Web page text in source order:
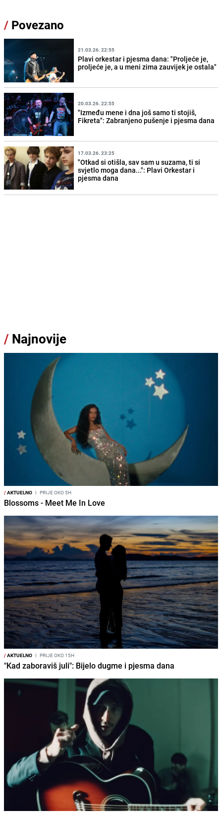
/ Povezano
21.03.26. 22:55
Plavi orkestar i pjesma dana: "Proljeće je,
proljeće je, a u meni zima zauvijek je ostala"
20.03.26. 22:55
"Između mene i dna još samo ti stojiš,
Fikreta": Zabranjeno pušenje i pjesma dana
17.03.26. 23:25
"Otkad si otišla, sav sam u suzama, ti si
svjetlo moga dana...": Plavi Orkestar i
pjesma dana
/ Najnovije
/AKTUELNO I PRIJE OKO 5H
Blossoms - Meet Me In Love
/AKTUELNO I PRIJE OKO 15H
"Kad zaboraviš juli": Bijelo dugme i pjesma dana